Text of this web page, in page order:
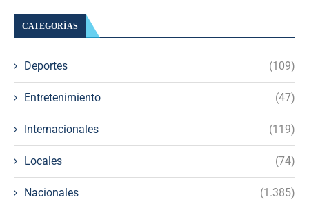
CATEGORÍAS
Deportes (109)
Entretenimiento (47)
Internacionales (119)
Locales (74)
Nacionales (1.385)